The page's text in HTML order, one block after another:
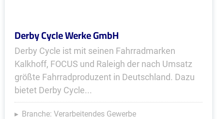
Derby Cycle Werke GmbH
Derby Cycle ist mit seinen Fahrradmarken
Kalkhoff, FOCUS und Raleigh der nach Umsatz
größte Fahrradproduzent in Deutschland. Dazu
bietet Derby Cycle...
Branche: Verarbeitendes Gewerbe